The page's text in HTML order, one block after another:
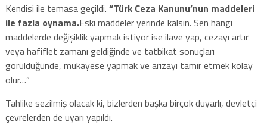
Kendisi ile temasa geçildi. “Türk Ceza Kanunu’nun maddeleri
ile fazla oynama.Eski maddeler yerinde kalsın. Sen hangi
maddelerde değişiklik yapmak istiyor ise ilave yap, cezayı artır
veya hafiflet zamanı geldiğinde ve tatbikat sonuçları
görüldüğünde, mukayese yapmak ve arızayı tamir etmek kolay
olur…”
Tahlike sezilmiş olacak ki, bizlerden başka birçok duyarlı, devletçi
çevrelerden de uyarı yapıldı.